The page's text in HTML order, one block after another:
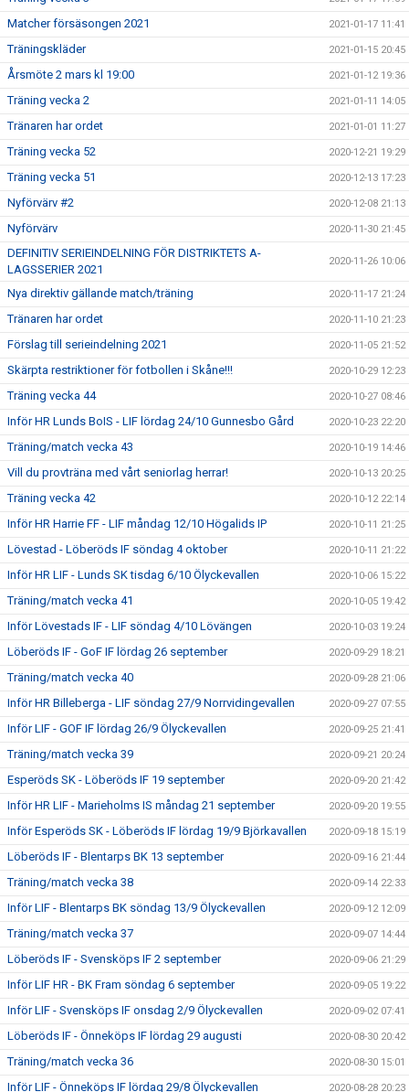
Matcher försäsongen 2021 2021-01-17 11:41
Träningskläder 2021-01-15 20:45
Årsmöte 2 mars kl 19:00 2021-01-12 19:36
Träning vecka 2 2021-01-11 14:05
Tränaren har ordet 2021-01-01 11:27
Träning vecka 52 2020-12-21 19:29
Träning vecka 51 2020-12-13 17:23
Nyförvärv #2 2020-12-08 21:13
Nyförvärv 2020-11-30 21:45
DEFINITIV SERIEINDELNING FÖR DISTRIKTETS A-
LAGSSERIER 2021
2020-11-26 10:06
Nya direktiv gällande match/träning 2020-11-17 21:24
Tränaren har ordet 2020-11-10 21:23
Förslag till serieindelning 2021 2020-11-05 21:52
Skärpta restriktioner för fotbollen i Skåne!!! 2020-10-29 12:23
Träning vecka 44 2020-10-27 08:46
Inför HR Lunds BoIS - LIF lördag 24/10 Gunnesbo Gård 2020-10-23 22:20
Träning/match vecka 43 2020-10-19 14:46
Vill du provträna med vårt seniorlag herrar! 2020-10-13 20:25
Träning vecka 42 2020-10-12 22:14
Inför HR Harrie FF - LIF måndag 12/10 Högalids IP 2020-10-11 21:25
Lövestad - Löberöds IF söndag 4 oktober 2020-10-11 21:22
Inför HR LIF - Lunds SK tisdag 6/10 Ölyckevallen 2020-10-06 15:22
Träning/match vecka 41 2020-10-05 19:42
Inför Lövestads IF - LIF söndag 4/10 Lövängen 2020-10-03 19:24
Löberöds IF - GoF IF lördag 26 september 2020-09-29 18:21
Träning/match vecka 40 2020-09-28 21:06
Inför HR Billeberga - LIF söndag 27/9 Norrvidingevallen 2020-09-27 07:55
Inför LIF - GOF IF lördag 26/9 Ölyckevallen 2020-09-25 21:41
Träning/match vecka 39 2020-09-21 20:24
Esperöds SK - Löberöds IF 19 september 2020-09-20 21:42
Inför HR LIF - Marieholms IS måndag 21 september 2020-09-20 19:55
Inför Esperöds SK - Löberöds IF lördag 19/9 Björkavallen 2020-09-18 15:19
Löberöds IF - Blentarps BK 13 september 2020-09-16 21:44
Träning/match vecka 38 2020-09-14 22:33
Inför LIF - Blentarps BK söndag 13/9 Ölyckevallen 2020-09-12 12:09
Träning/match vecka 37 2020-09-07 14:44
Löberöds IF - Svensköps IF 2 september 2020-09-06 21:29
Inför LIF HR - BK Fram söndag 6 september 2020-09-05 19:22
Inför LIF - Svensköps IF onsdag 2/9 Ölyckevallen 2020-09-02 07:41
Löberöds IF - Önneköps IF lördag 29 augusti 2020-08-30 20:42
Träning/match vecka 36 2020-08-30 15:01
Inför LIF - Önneköps IF lördag 29/8 Ölyckevallen 2020-08-28 20:23